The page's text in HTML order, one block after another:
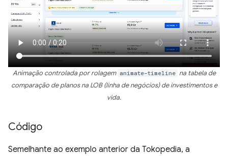
Animação controlada por rolagem animate-timeline na tabela de
comparação de planos na LOB (linha de negócios) de investimentos e
vida.
Código
Semelhante ao exemplo anterior da Tokopedia, a